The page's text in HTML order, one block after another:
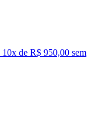
10x de R$ 950,00 sem